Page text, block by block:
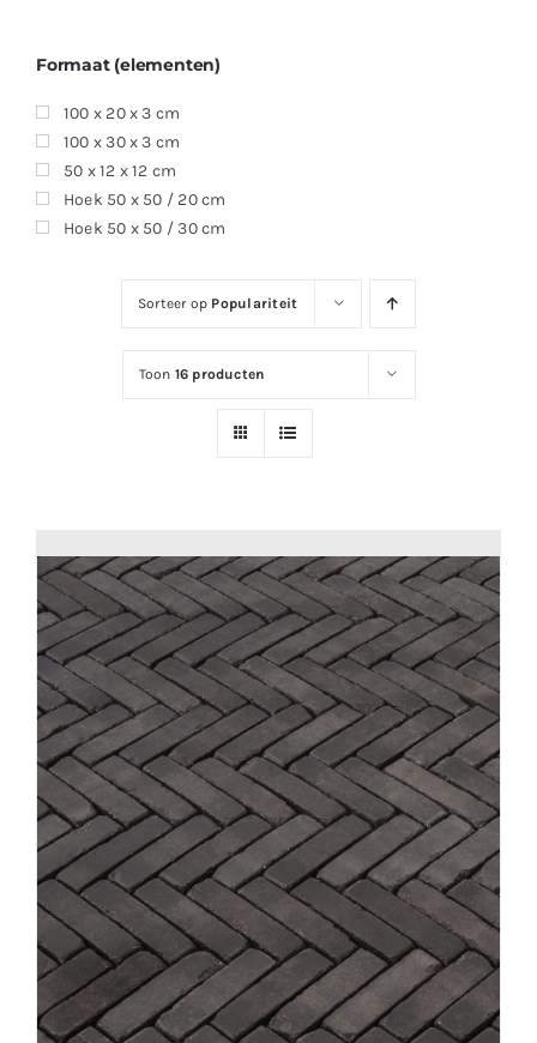
Sorteer op Populariteit
Toon 16 producten
Formaat (elementen)
100 x 20 x 3 cm
100 x 30 x 3 cm
50 x 12 x 12 cm
Hoek 50 x 50 / 20 cm
Hoek 50 x 50 / 30 cm